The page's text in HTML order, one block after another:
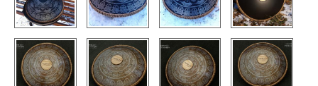
МАГАЗИН
АКЦИИ